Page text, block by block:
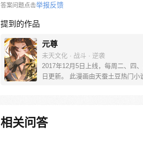
答案问题点击举报反馈
提到的作品
元尊
未天文化 · 战斗 · 逆袭
2017年12月5日上线，每周二、四、
日更新。 此漫画由天蚕土豆热门小
起？！
相关问答